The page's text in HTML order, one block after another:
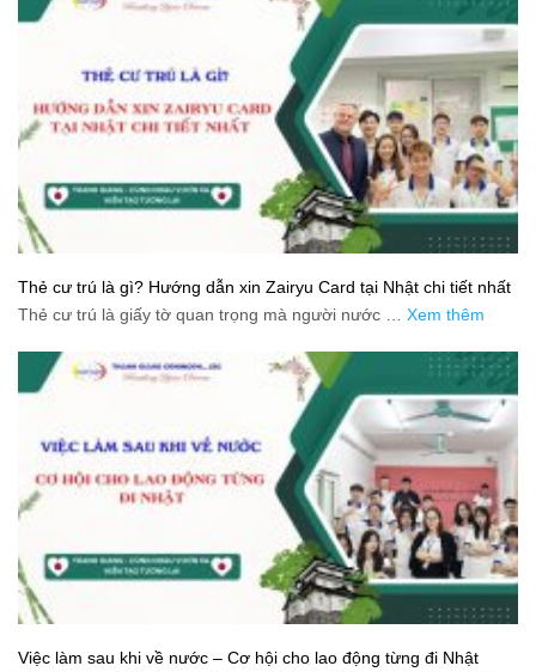
Thẻ cư trú là gì? Hướng dẫn xin Zairyu Card tại Nhật chi tiết nhất
Thẻ cư trú là giấy tờ quan trọng mà người nước … Xem thêm
Việc làm sau khi về nước – Cơ hội cho lao động từng đi Nhật